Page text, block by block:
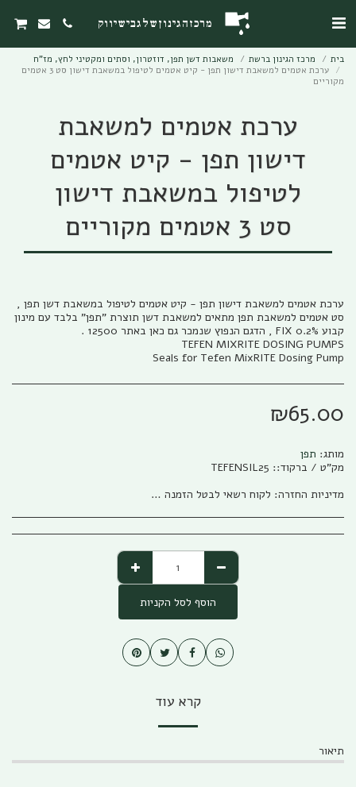
מרכז הגינון של גבי שיווק
בית מרכז הגינון ברשת
משאבות דשן תפן, דוזטרון, וסתים ומקטיני לחץ, מז"ח
ערכת אטמים למשאבת דישון תפן - קיט אטמים לטיפול במשאבת דישון סט 3 אטמים
מקוריים
ערכת אטמים למשאבת
דישון תפן - קיט אטמים
לטיפול במשאבת דישון
סט 3 אטמים מקוריים
ערכת אטמים למשאבת דישון תפן - קיט אטמים לטיפול במשאבת דשן תפן ,
סט אטמים למשאבת תפן מתאים למשאבת דשן תוצרת "תפן" בלבד עם מינון
Seals for Tefen MixRITE Dosing Pump
₪65.00
מותג: תפן
מק"ט / ברקוד:: TEFENSIL25
מדיניות החזרה: לקוח רשאי לבטל הזמנה בהתאם להוראות חוק הגנת הצרכן, התשמ&quot;א – 1981 אפריל (להלן: &quot;חוק הגנת הצרכן&quot;) והתקנות שהותקנו על פיו. ניתן לבטל את העסקה באמצעות פניה טלפונית לגבי שיווק (04-673013/5) או פניה לפקס (04-6735014) או בדואר אלקטרוני לשירות הלקוחות של החברה ((office@gabi-marketing.co.il. ביטול העסקה למוצרים שעוד לא נשלחו – ללא כל עלות וזיכוי מלא על כל הסכום ששולם. ביטול עסקה למוצרים שנשלחו - יש להשיב את המוצר לחברה כאשר כל העלויות הכרוכות בהובלת המוצר (מ ואל) החזרת המוצר תחולנה על הלקוח, במקרה של מוצר במבצע של משלוח חינם (על חשבון חברת גבי שיווק) בעת ביטול עסקה יוחזר ללקוח מלוא הסכום ששולם בקיזוז עלות המשלוח כפי ובהתאם לעלות שחלה על חברת גבי שיווק. למוצרים שעדיין לא הגיעו ללקוח מסיבות שונות, והלקוח מעוניין לבטל עסקה, החברה רשאית להמתין זמן סביר לבירור סטאטוס המשלוח ולאחר הגעתו/החזרתו לחברת גבי שיווק תפעל החברה לזיכוי מיידי של הלקוח. לפנים מהחוק ומשורת הדין: החברה תזכה בסכום המלא ששולם ולא תגבה דמי ביטול /השתתפות כלשהם למעט עלויות השילוח. החזרת המוצר תיעשה כשהוא באריזתו המקורית בצירוף החשבונית המקורית ושעדיין לא חלפו 14 יום מתאריך רכישת המוצר. למוצרים שנרכשו לפי הזמנה מיוחדת או שהותאמו במידות/צבע/דגם מיוחד לפי ההזמנה החברה תשתדל לעזור ותזכה בהתאם ליכולת והאפשרות שלה למכור את המוצר, ולזכות בהתאם למצב. אבל בהתאם לחוק לא ניתן להתחייב לנושא
הוסף לסל הקניות
קרא עוד
תיאור